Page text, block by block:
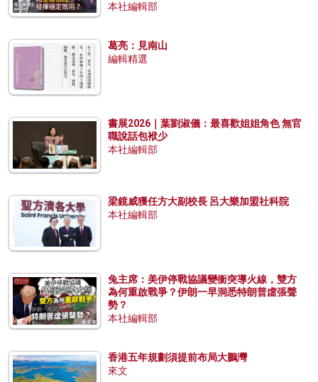
本社編輯部
葛亮：見南山
編輯精選
書展2026｜葉劉淑儀：最喜歡姐姐角色 無官
職說話包袱少
本社編輯部
梁鏡威獲任方大副校長 呂大樂加盟社科院
本社編輯部
兔主席：美伊停戰協議變衝突導火線，雙方
為何重啟戰爭？伊朗一早洞悉特朗普虛張聲
勢？
本社編輯部
香港五年規劃須提前布局大鵬灣
來文